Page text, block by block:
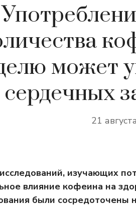
может
сердечных
21
изучающих
влияние кофеина на
были сосредоточены